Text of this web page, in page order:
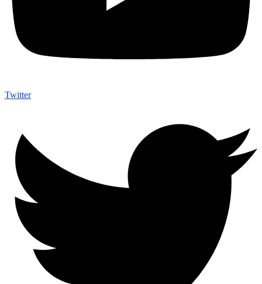
Twitter